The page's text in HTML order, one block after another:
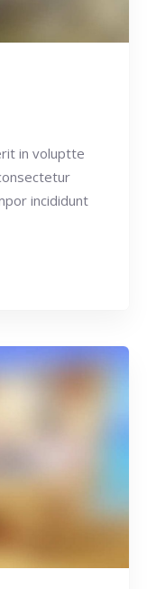
in voluptte
incididunt